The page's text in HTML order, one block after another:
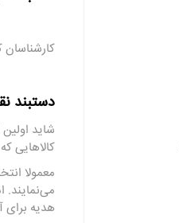
کارشناسان
دستبند
شاید
کالاهایی
معمولا
می‌نمایند.
هدیه برای